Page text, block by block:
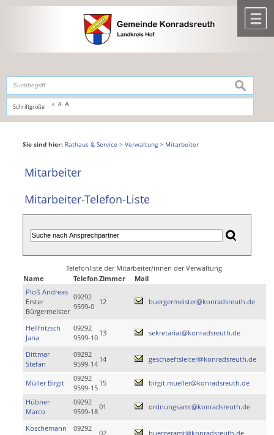
,zur Navigationoderzur Startseitespringen.
Schriftgröße A A A
suchen
Sie sind hier: Rathaus & Service > Verwaltung> Mitarbeiter
Mitarbeiter
Mitarbeiter-Telefon-Liste
Telefonliste der Mitarbeiter/innen der Verwaltung
Name
TelefonZimmer
Mail
Ploß Andreas
Erster
Bürgermeister
09292
9599-0
12 buergermeister@konradsreuth.de
Hellfritzsch
Jana
09292
9599-10
13 sekretariat@konradsreuth.de
Dittmar
Stefan
09292
9599-14
14 geschaeftsleiter@konradsreuth.de
Müller Birgit
09292
9599-15
15 birgit.mueller@konradsreuth.de
Hübner
Marco
09292
9599-18
01 ordnungsamt@konradsreuth.de
Koschemann
09292
02 buergeramt@konradsreuth.de